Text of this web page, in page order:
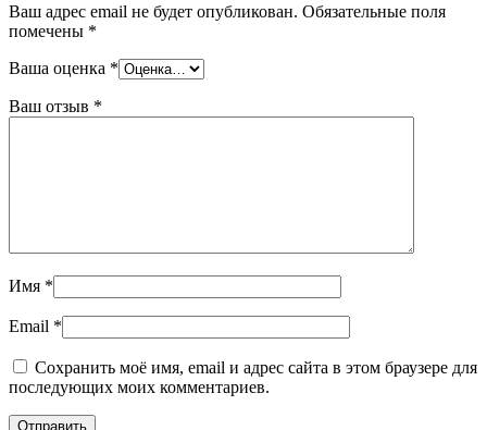
Ваш адрес email не будет опубликован. Обязательные поля
помечены *
Ваша оценка *
Ваш отзыв *
Имя *
Email *
Сохранить моё имя, email и адрес сайта в этом браузере для
последующих моих комментариев.